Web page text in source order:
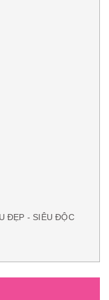
ĐẸP - SIÊU ĐỘC